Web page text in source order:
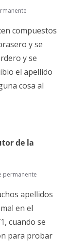
compuestos
y se
y se
el apellido
cosa al
de la
permanente
apellidos
en el
cuando se
para probar